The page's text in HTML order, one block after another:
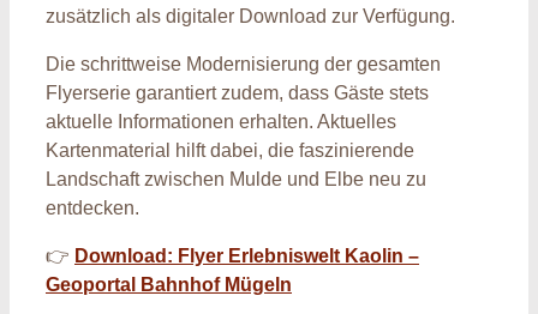
zusätzlich als digitaler Download zur Verfügung.
Die schrittweise Modernisierung der gesamten
Flyerserie garantiert zudem, dass Gäste stets
aktuelle Informationen erhalten. Aktuelles
Kartenmaterial hilft dabei, die faszinierende
Landschaft zwischen Mulde und Elbe neu zu
entdecken.
👉 Download: Flyer Erlebniswelt Kaolin –
Geoportal Bahnhof Mügeln